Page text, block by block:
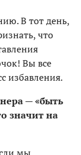
В тот день,
что
Вы все
избавления.
— «быть
значит на